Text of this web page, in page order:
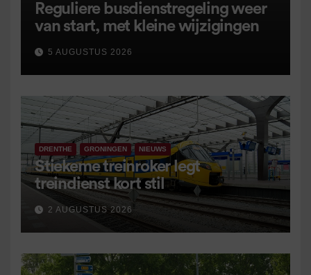
Reguliere busdienstregeling weer
van start, met kleine wijzigingen
5 AUGUSTUS 2026
DRENTHE GRONINGEN NIEUWS
Stiekeme treinroker legt
treindienst kort stil
2 AUGUSTUS 2026